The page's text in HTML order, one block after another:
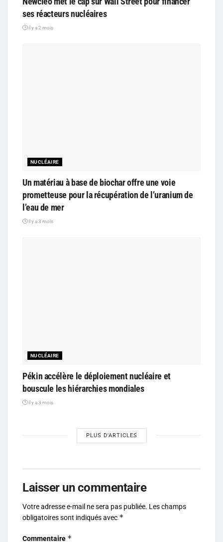
ses réacteurs nucléaires
il y a 2 mois
NUCLÉAIRE
Un matériau à base de biochar offre une voie
prometteuse pour la récupération de l’uranium de
l’eau de mer
il y a 3 mois
NUCLÉAIRE
Pékin accélère le déploiement nucléaire et
bouscule les hiérarchies mondiales
il y a 3 mois
PLUS D'ARTICLES
Laisser un commentaire
Votre adresse e-mail ne sera pas publiée. Les champs
obligatoires sont indiqués avec *
Commentaire *